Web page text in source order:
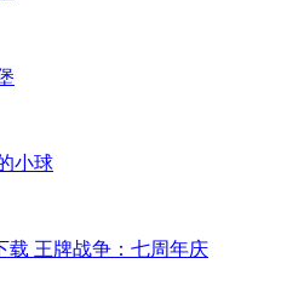
小球
王牌战争：七周年庆